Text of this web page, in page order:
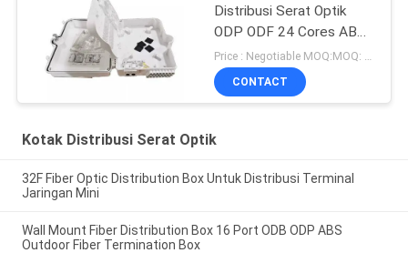
Distribusi Serat Optik
ODP ODF 24 Cores ABS
Plastik
Price : Negotiable MOQ:MOQ: 100 PCS
CONTACT
Kotak Distribusi Serat Optik
32F Fiber Optic Distribution Box Untuk Distribusi Terminal
Jaringan Mini
Wall Mount Fiber Distribution Box 16 Port ODB ODP ABS
Outdoor Fiber Termination Box